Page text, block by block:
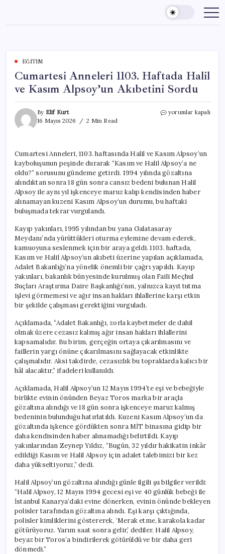
content
EĞITIM
Cumartesi Anneleri 1103. Haftada Halil
ve Kasım Alpsoy’un Akıbetini Sordu
By Elif Kurt
16 Mayıs 2026
2 Min Read
Cumartesi
ve
Kasım
Alpsoy’un
Akıbetini
Sordu
için
yorumlar kapalı
Cumartesi Anneleri, 1103. haftasında Halil ve Kasım Alpsoy’un
kayboluşunun peşinde durarak “Kasım ve Halil Alpsoy’a ne
oldu?” sorusunu gündeme getirdi. 1994 yılında gözaltına
alındıktan sonra 18 gün sonra cansız bedeni bulunan Halil
Alpsoy ile aynı yıl işkenceye maruz kalıp kendisinden haber
alınamayan kuzeni Kasım Alpsoy’un durumu, bu haftaki
buluşmada tekrar vurgulandı.
Kayıp yakınları, 1995 yılından bu yana Galatasaray
Meydanı’nda yürüttükleri oturma eylemine devam ederek,
kamuoyuna seslenmek için bir araya geldi. 1103. haftada,
Kasım ve Halil Alpsoy’un akıbeti üzerine yapılan açıklamada,
Adalet Bakanlığı’na yönelik önemli bir çağrı yapıldı. Kayıp
yakınları, bakanlık bünyesinde kurulmuş olan Faili Meçhul
Suçları Araştırma Daire Başkanlığı’nın, yalnızca kayıt tutma
işlevi görmemesi ve ağır insan hakları ihlallerine karşı etkin
bir şekilde çalışması gerektiğini vurguladı.
Açıklamada, “Adalet Bakanlığı, zorla kaybetmeler de dahil
olmak üzere cezasız kalmış ağır insan hakları ihlallerini
kapsamalıdır. Bu birim, gerçeğin ortaya çıkarılmasını ve
faillerin yargı önüne çıkarılmasını sağlayacak etkinlikte
çalışmalıdır. Aksi takdirde, cezasızlık bu topraklarda kalıcı bir
hâl alacaktır,” ifadeleri kullanıldı.
Açıklamada, Halil Alpsoy’un 12 Mayıs 1994’te eşi ve bebeğiyle
birlikte evinin önünden Beyaz Toros marka bir araçla
gözaltına alındığı ve 18 gün sonra işkenceye maruz kalmış
bedeninin bulunduğu hatırlatıldı. Kuzeni Kasım Alpsoy’un da
gözaltında işkence gördükten sonra MİT binasına gidip bir
daha kendisinden haber alınamadığı belirtildi. Kayıp
yakınlarından Zeynep Yıldız, “Bugün, 32 yıldır hakikatin inkâr
edildiği Kasım ve Halil Alpsoy için adalet talebimizi bir kez
daha yükseltiyoruz,” dedi.
Halil Alpsoy’un gözaltına alındığı günle ilgili şu bilgiler verildi:
“Halil Alpsoy, 12 Mayıs 1994 gecesi eşi ve 40 günlük bebeği ile
İstanbul Kanarya’daki evine dönerken, evinin önünde bekleyen
polisler tarafından gözaltına alındı. Eşi karşı çıktığında,
polisler kimliklerini göstererek, ‘Merak etme, karakola kadar
götürüyoruz. Yarım saat sonra gelir,’ dediler. Halil Alpsoy,
beyaz bir Toros’a bindirilerek götürüldü ve bir daha geri
dönmedi.”